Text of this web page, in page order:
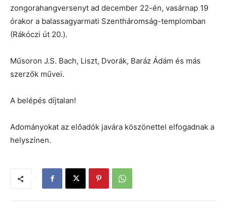
zongorahangversenyt ad december 22-én, vasárnap 19
órakor a balassagyarmati Szentháromság-templomban
(Rákóczi út 20.).
Műsoron J.S. Bach, Liszt, Dvorák, Baráz Ádám és más
szerzők művei.
A belépés díjtalan!
Adományokat az előadók javára köszönettel elfogadnak a
helyszínen.